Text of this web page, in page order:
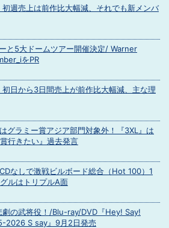
週売上は前作比大幅減、それでも新メンバ
と5大ドームツアー開催決定/ Warner
をPR
日から3日間売上が前作比大幅減、主な理
グラミー賞アジア部門対象外！『3XL』は
行きたい』過去発言
なしで激戦ビルボード総合（Hot 100）1
ルはトリプルA面
劇の武将役！/Blu-ray/DVD『Hey! Say!
2026 S say』9月2日発売